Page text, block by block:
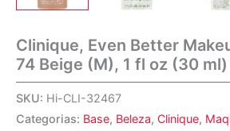
Clinique, Even Better
74 Beige (M), 1 fl oz (30 ml)
SKU: Hi-CLI-32467
Categorias: Base, Beleza, Clinique,